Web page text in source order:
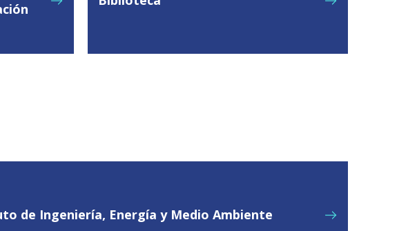
de Ingeniería, Energía y Medio Ambiente